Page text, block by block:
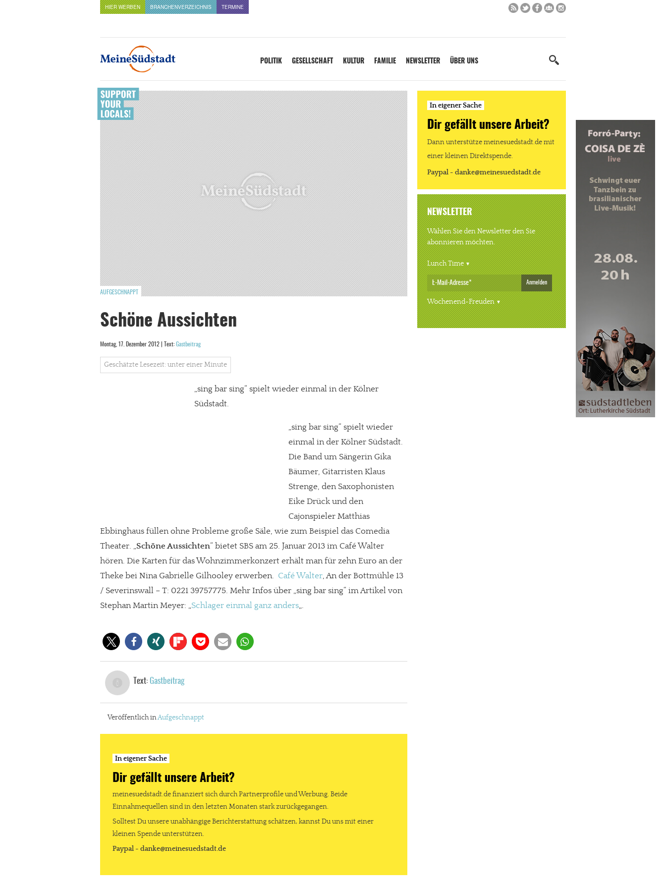
HIER WERBEN BRANCHENVERZEICHNIS TERMINE
POLITIK GESELLSCHAFT KULTUR FAMILIE NEWSLETTER ÜBER UNS
AUFGESCHNAPPT
Schöne Aussichten
Montag, 17. Dezember 2012 | Text: Gastbeitrag
Geschätzte Lesezeit: unter einer Minute
„sing bar sing“ spielt wieder einmal in der Kölner
Südstadt.
„sing bar sing“ spielt wieder
einmal in der Kölner Südstadt.
Die Band um Sängerin Gika
Bäumer, Gitarristen Klaus
Strenge, den Saxophonisten
Eike Drück und den
Cajonspieler Matthias
Ebbinghaus füllen ohne Probleme große Säle, wie zum Beispiel das Comedia
Theater. „Schöne Aussichten“ bietet SBS am 25. Januar 2013 im Café Walter
hören. Die Karten für das Wohnzimmerkonzert erhält man für zehn Euro an der
Theke bei Nina Gabrielle Gilhooley erwerben. Café Walter, An der Bottmühle 13
/ Severinswall – T: 0221 39757775. Mehr Infos über „sing bar sing“ im Artikel von
Stephan Martin Meyer: „Schlager einmal ganz anders„.
Text: Gastbeitrag
Veröffentlich inAufgeschnappt
In eigener Sache
Dir gefällt unsere Arbeit?
meinesuedstadt.de finanziert sich durch Partnerprofile und Werbung. Beide
Einnahmequellen sind in den letzten Monaten stark zurückgegangen.
Solltest Du unsere unabhängige Berichterstattung schätzen, kannst Du uns mit einer
kleinen Spende unterstützen.
Paypal - danke@meinesuedstadt.de
In eigener Sache
Dir gefällt unsere Arbeit?
Dann unterstütze meinesuedstadt.de mit
einer kleinen Direktspende.
Paypal - danke@meinesuedstadt.de
NEWSLETTER
Wählen Sie den Newsletter den Sie
abonnieren möchten.
Lunch Time
Anmelden
Wochenend-Freuden